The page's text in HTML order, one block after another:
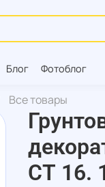
Блог Фотоблог
Все товары
СТ 16.